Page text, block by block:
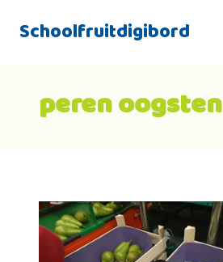
Schoolfruitdigibord
peren oogsten